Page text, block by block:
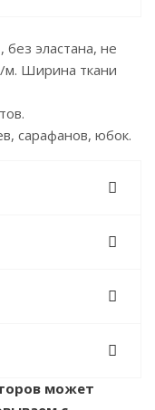
эластана, не
м. Ширина ткани
сарафанов, юбок.
может